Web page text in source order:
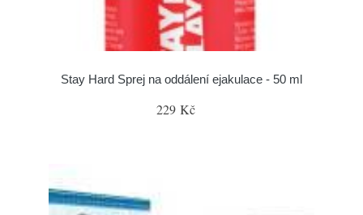
Stay Hard Sprej na oddálení ejakulace - 50 ml
229 Kč